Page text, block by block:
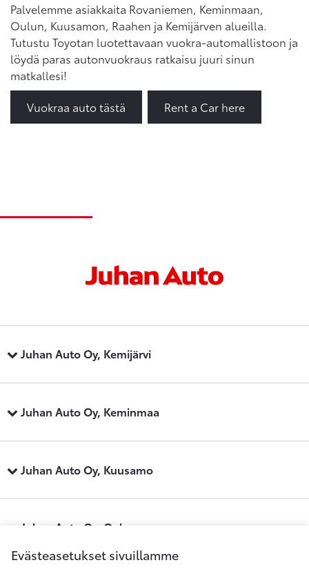
Palvelemme asiakkaita Rovaniemen, Keminmaan,
Oulun, Kuusamon, Raahen ja Kemijärven alueilla.
Tutustu Toyotan luotettavaan vuokra-automallistoon ja
löydä paras autonvuokraus ratkaisu juuri sinun
matkallesi!
Vuokraa auto tästä
Rent a Car here
Juhan Auto Oy, Kemijärvi
Juhan Auto Oy, Keminmaa
Juhan Auto Oy, Kuusamo
Juhan Auto Oy, Oulu
Evästeasetukset sivuillamme